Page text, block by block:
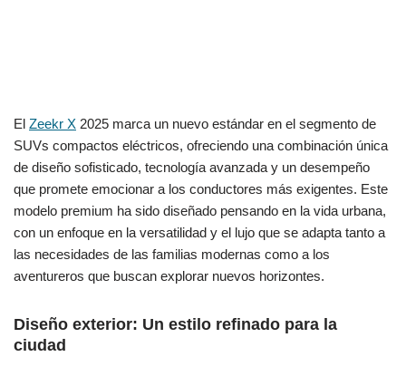
El Zeekr X 2025 marca un nuevo estándar en el segmento de
SUVs compactos eléctricos, ofreciendo una combinación única
de diseño sofisticado, tecnología avanzada y un desempeño
que promete emocionar a los conductores más exigentes. Este
modelo premium ha sido diseñado pensando en la vida urbana,
con un enfoque en la versatilidad y el lujo que se adapta tanto a
las necesidades de las familias modernas como a los
aventureros que buscan explorar nuevos horizontes.
Diseño exterior: Un estilo refinado para la
ciudad